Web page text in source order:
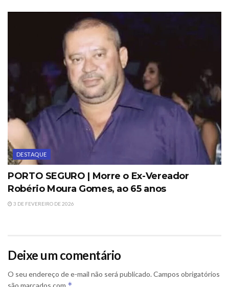
DESTAQUE
PORTO SEGURO | Morre o Ex-Vereador
Robério Moura Gomes, ao 65 anos
3 DE FEVEREIRO DE 2026
Deixe um comentário
O seu endereço de e-mail não será publicado. Campos obrigatórios
são marcados com